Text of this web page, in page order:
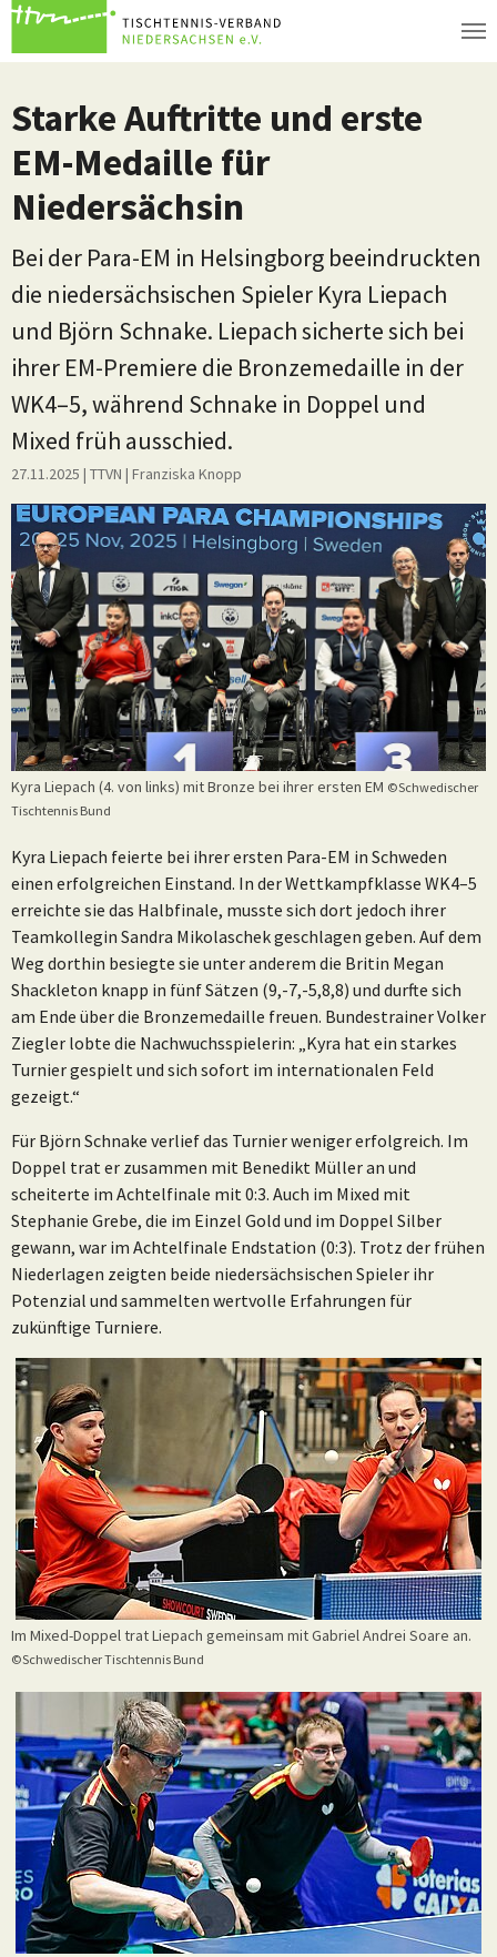
Zum Hauptinhalt springen
Starke Auftritte und erste
EM-Medaille für
Niedersächsin
Bei der Para-EM in Helsingborg beeindruckten
die niedersächsischen Spieler Kyra Liepach
und Björn Schnake. Liepach sicherte sich bei
ihrer EM-Premiere die Bronzemedaille in der
WK4–5, während Schnake in Doppel und
Mixed früh ausschied.
27.11.2025 | TTVN | Franziska Knopp
Kyra Liepach (4. von links) mit Bronze bei ihrer ersten EM ©Schwedischer
Tischtennis Bund
Kyra Liepach feierte bei ihrer ersten Para-EM in Schweden
einen erfolgreichen Einstand. In der Wettkampfklasse WK4–5
erreichte sie das Halbfinale, musste sich dort jedoch ihrer
Teamkollegin Sandra Mikolaschek geschlagen geben. Auf dem
Weg dorthin besiegte sie unter anderem die Britin Megan
Shackleton knapp in fünf Sätzen (9,-7,-5,8,8) und durfte sich
am Ende über die Bronzemedaille freuen. Bundestrainer Volker
Ziegler lobte die Nachwuchsspielerin: „Kyra hat ein starkes
Turnier gespielt und sich sofort im internationalen Feld
gezeigt.“
Für Björn Schnake verlief das Turnier weniger erfolgreich. Im
Doppel trat er zusammen mit Benedikt Müller an und
scheiterte im Achtelfinale mit 0:3. Auch im Mixed mit
Stephanie Grebe, die im Einzel Gold und im Doppel Silber
gewann, war im Achtelfinale Endstation (0:3). Trotz der frühen
Niederlagen zeigten beide niedersächsischen Spieler ihr
Potenzial und sammelten wertvolle Erfahrungen für
zukünftige Turniere.
Im Mixed-Doppel trat Liepach gemeinsam mit Gabriel Andrei Soare an.
©Schwedischer Tischtennis Bund